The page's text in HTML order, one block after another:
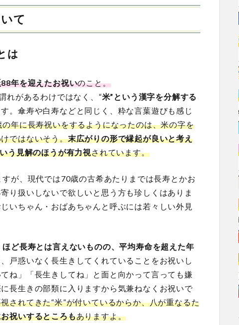
て
は
年を迎えたお祝いのこと。
れがあるわけではなく、“米”という漢字を分解する
。傘寿や白寿などと同じく、粋な言葉遊びも感じ
年に長寿祝いをするようになったのは、米の字を
ではないそう。末広がりの形で縁起が良いと考え
う見解のほうが有力視されています。
が、現代では70歳の古希あたりまでは長寿とかお
り扱いしないで欲しいと思う方も珍しくはありま
いちゃん・おばあちゃんと呼ぶには若々しい外見
ど長寿とは言えないものの、平均寿命を超えた年
戸惑いなく長生きしてくれていることをお祝いし
ね」「長生きしてね」と面と向かって言っても嫌
長生きの部類に入りますから気兼ねなくお祝いで
されてきた“米”が付いているからか、八が重なるた
祝いするところもありますよ。